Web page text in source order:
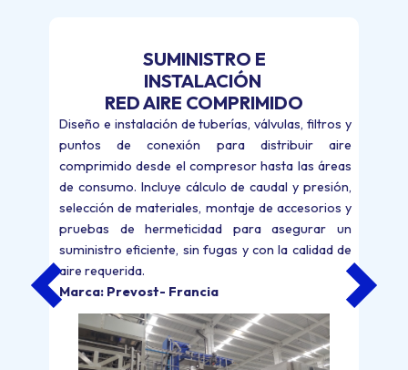
SUMINISTRO E
INSTALACIÓN
RED AIRE COMPRIMIDO
Diseño e instalación de tuberías, válvulas, filtros y
puntos de conexión para distribuir aire
comprimido desde el compresor hasta las áreas
de consumo. Incluye cálculo de caudal y presión,
selección de materiales, montaje de accesorios y
pruebas de hermeticidad para asegurar un
suministro eficiente, sin fugas y con la calidad de
aire requerida.
Marca: Prevost- Francia